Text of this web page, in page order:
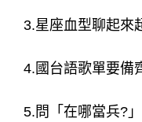
3.星座血型聊起來
4.國台語歌單要備
5.問「在哪當兵?